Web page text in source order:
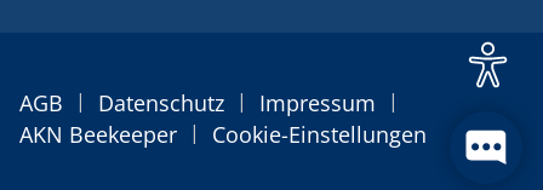
AGB | Datenschutz | Impressum |
AKN Beekeeper | Cookie-Einstellungen